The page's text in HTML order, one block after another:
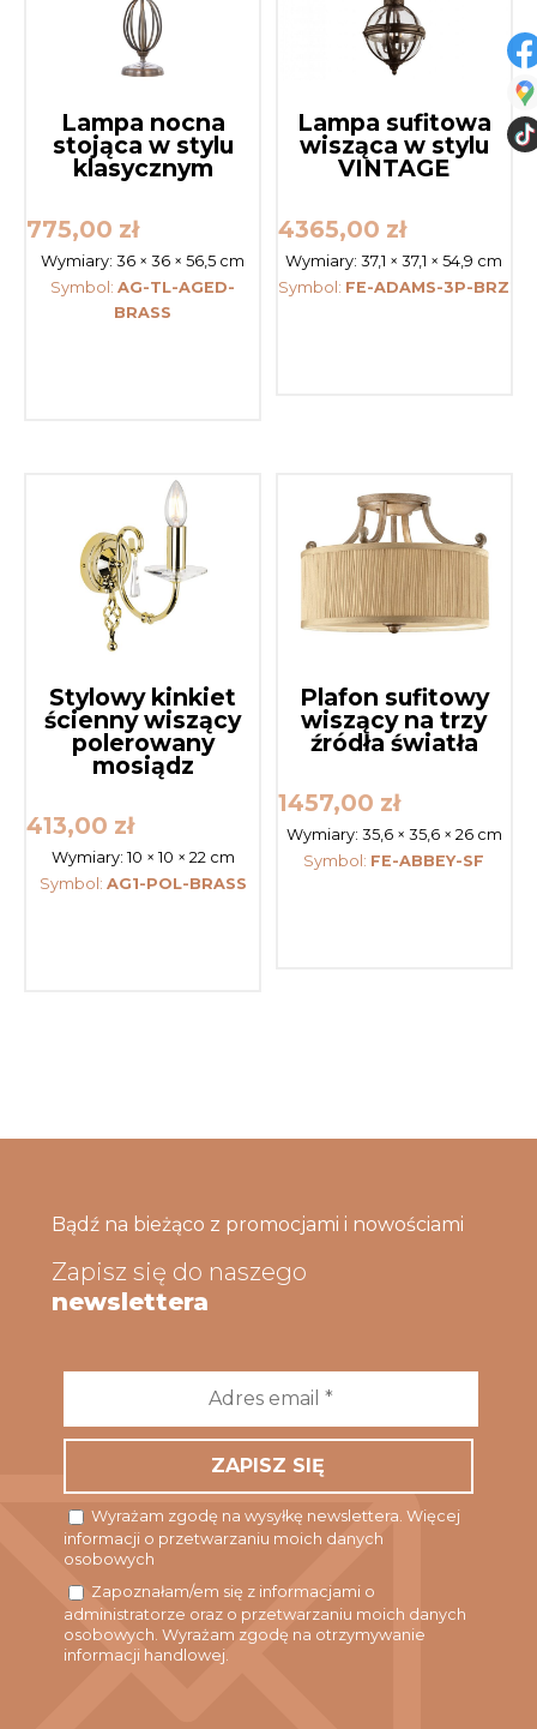
Lampa nocna
stojąca w stylu
klasycznym
775,00 zł
Wymiary:36 × 36 × 56,5 cm
Symbol:AG-TL-AGED-
BRASS
Lampa sufitowa
wisząca w stylu
VINTAGE
4365,00 zł
Wymiary:37,1 × 37,1 × 54,9 cm
Symbol: FE-ADAMS-3P-BRZ
Stylowy kinkiet
ścienny wiszący
polerowany
mosiądz
413,00 zł
Wymiary: 10 × 10 × 22 cm
Symbol: AG1-POL-BRASS
Plafon sufitowy
wiszący na trzy
źródła światła
1457,00 zł
Wymiary: 35,6 × 35,6 × 26 cm
Symbol: FE-ABBEY-SF
Bądź na bieżąco z promocjami i nowościami
Zapisz się do naszego
newslettera
*
Wyrażam zgodę na wysyłkę newslettera. Więcej
informacji o przetwarzaniu moich danych
osobowych
Zapoznałam/em się z informacjami o
administratorze oraz o przetwarzaniu moich danych
osobowych. Wyrażam zgodę na otrzymywanie
informacji handlowej.